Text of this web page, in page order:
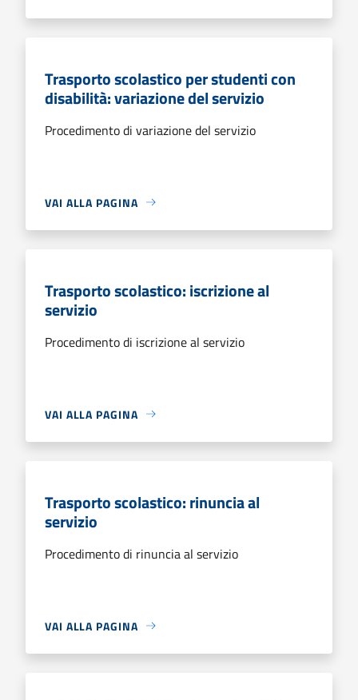
Trasporto scolastico per studenti con
disabilità: variazione del servizio
Procedimento di variazione del servizio
VAI ALLA PAGINA
Trasporto scolastico: iscrizione al
servizio
Procedimento di iscrizione al servizio
VAI ALLA PAGINA
Trasporto scolastico: rinuncia al
servizio
Procedimento di rinuncia al servizio
VAI ALLA PAGINA